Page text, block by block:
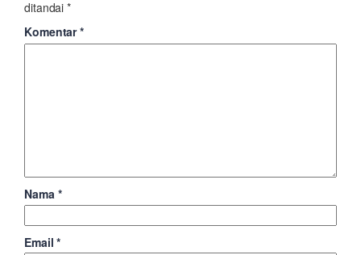
ditandai*
Komentar*
Nama *
Email*